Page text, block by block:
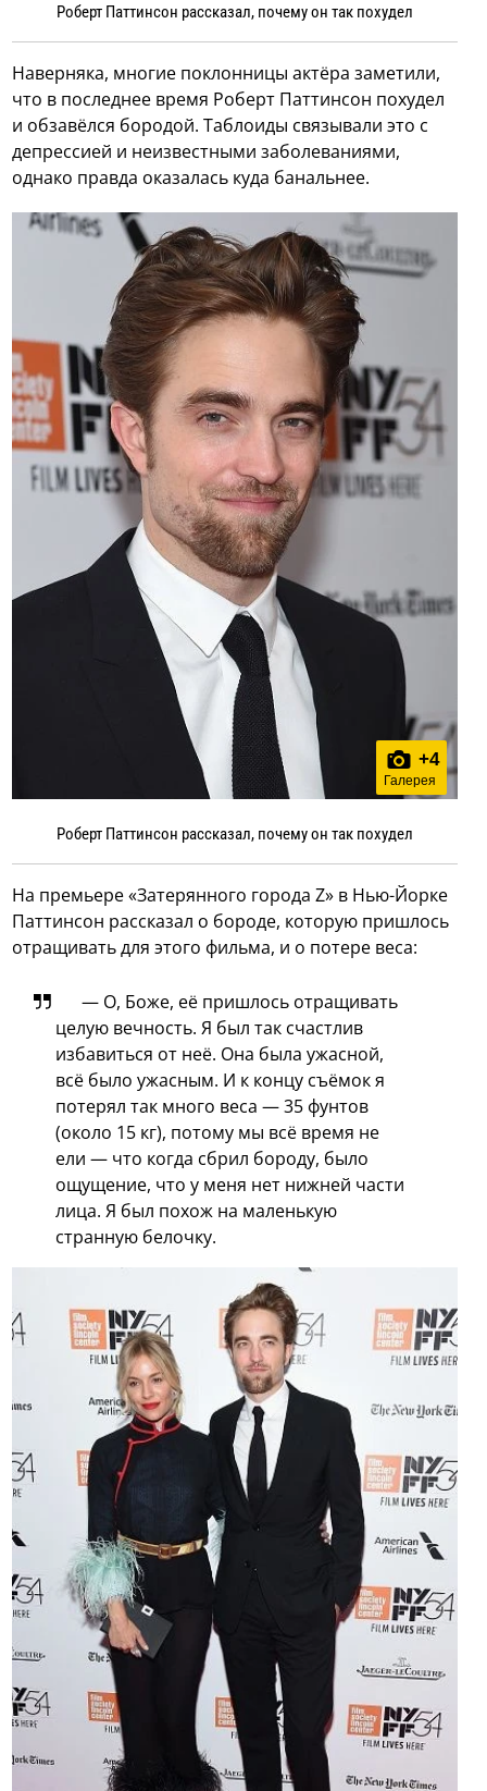
Роберт Паттинсон рассказал, почему он так похудел
Наверняка, многие поклонницы актёра заметили,
что в последнее время Роберт Паттинсон похудел
и обзавёлся бородой. Таблоиды связывали это с
депрессией и неизвестными заболеваниями,
однако правда оказалась куда банальнее.
+4
Галерея
Роберт Паттинсон рассказал, почему он так похудел
На премьере «Затерянного города Z» в Нью-Йорке
Паттинсон рассказал о бороде, которую пришлось
отращивать для этого фильма, и о потере веса:
— О, Боже, её пришлось отращивать
целую вечность. Я был так счастлив
избавиться от неё. Она была ужасной,
всё было ужасным. И к концу съёмок я
потерял так много веса — 35 фунтов
(около 15 кг), потому мы всё время не
ели — что когда сбрил бороду, было
ощущение, что у меня нет нижней части
лица. Я был похож на маленькую
странную белочку.